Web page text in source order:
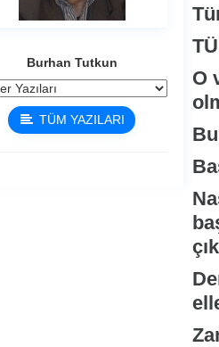
Burhan Tutkun
TÜM YAZILARI
O